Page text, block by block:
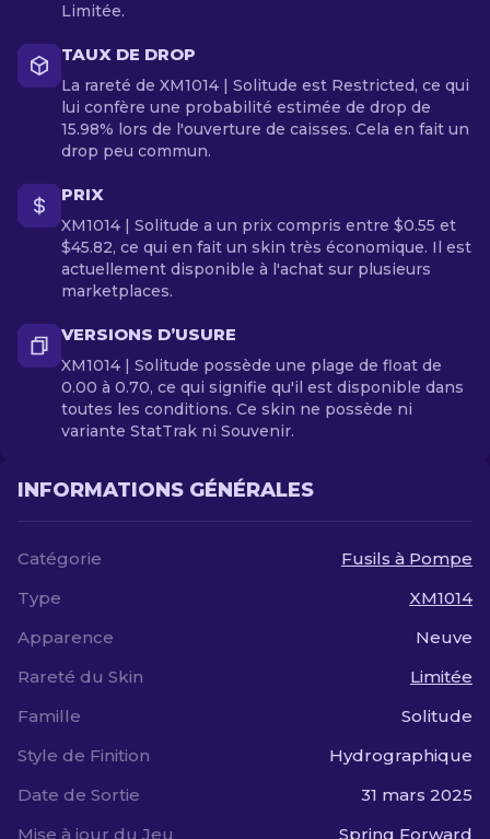
Limitée.
TAUX DE DROP
La rareté de XM1014 | Solitude est Restricted, ce qui
lui confère une probabilité estimée de drop de
15.98% lors de l'ouverture de caisses. Cela en fait un
drop peu commun.
PRIX
XM1014 | Solitude a un prix compris entre $0.55 et
$45.82, ce qui en fait un skin très économique. Il est
actuellement disponible à l'achat sur plusieurs
marketplaces.
VERSIONS D’USURE
XM1014 | Solitude possède une plage de float de
0.00 à 0.70, ce qui signifie qu'il est disponible dans
toutes les conditions. Ce skin ne possède ni
variante StatTrak ni Souvenir.
INFORMATIONS GÉNÉRALES
Catégorie
Fusils à Pompe
Type
XM1014
Apparence
Neuve
Rareté du Skin
Limitée
Famille
Solitude
Style de Finition
Hydrographique
Date de Sortie
31 mars 2025
Mise à jour du Jeu
Spring Forward